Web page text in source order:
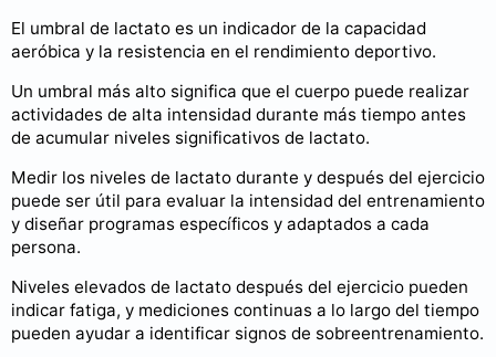
El umbral de lactato es un indicador de la capacidad
aeróbica y la resistencia en el rendimiento deportivo.
Un umbral más alto significa que el cuerpo puede realizar
actividades de alta intensidad durante más tiempo antes
de acumular niveles significativos de lactato.
Medir los niveles de lactato durante y después del ejercicio
puede ser útil para evaluar la intensidad del entrenamiento
y diseñar programas específicos y adaptados a cada
persona.
Niveles elevados de lactato después del ejercicio pueden
indicar fatiga, y mediciones continuas a lo largo del tiempo
pueden ayudar a identificar signos de sobreentrenamiento.